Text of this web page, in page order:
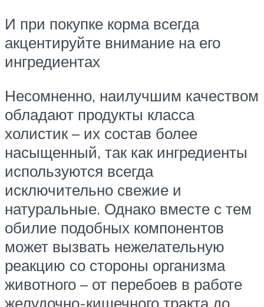
И при покупке корма всегда
акцентируйте внимание на его
ингредиентах
Несомненно, наилучшим качеством
обладают продукты класса
холистик – их состав более
насыщенный, так как ингредиенты
используются всегда
исключительно свежие и
натуральные. Однако вместе с тем
обилие подобных компонентов
может вызвать нежелательную
реакцию со стороны организма
животного – от перебоев в работе
желудочно-кишечного тракта до